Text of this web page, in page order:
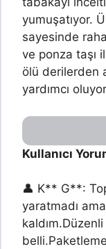
yumuşatıyor.
sayesinde
ve ponza taşı
ölü derilerden
yardımcı
Kullanıcı
👤 K** G**:
yaratmadı